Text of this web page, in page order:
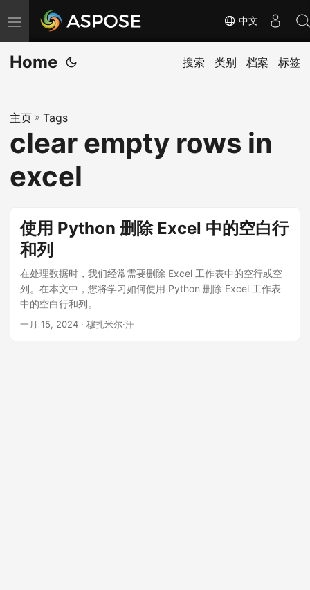
切
换
导
中文
Home 搜索 类别 档案 标签
主页 » Tags
clear empty rows in
excel
使用 Python 删除 Excel 中的空白行
和列
在处理数据时，我们经常需要删除 Excel 工作表中的空行或空
列。在本文中，您将学习如何使用 Python 删除 Excel 工作表
中的空白行和列。
一月 15, 2024 · 穆扎米尔·汗